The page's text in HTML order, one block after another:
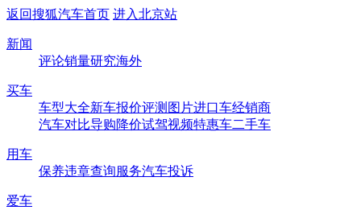
返回搜狐汽车首页 进入北京站
新闻
评论销量研究海外
买车
车型大全新车报价评测 图片进口车经销商
汽车对比导购降价试驾视频特惠车二手车
用车
保养违章查询服务汽车投诉
爱车